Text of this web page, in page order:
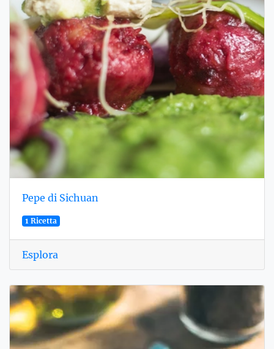
Pepe di Sichuan
1 Ricetta
Esplora